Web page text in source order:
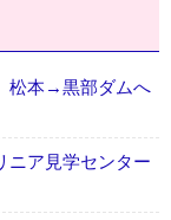
松本→黒部ダムへ
ア見学センター